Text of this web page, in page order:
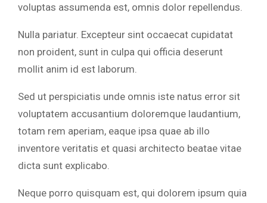
voluptas assumenda est, omnis dolor repellendus.
Nulla pariatur. Excepteur sint occaecat cupidatat
non proident, sunt in culpa qui officia deserunt
mollit anim id est laborum.
Sed ut perspiciatis unde omnis iste natus error sit
voluptatem accusantium doloremque laudantium,
totam rem aperiam, eaque ipsa quae ab illo
inventore veritatis et quasi architecto beatae vitae
dicta sunt explicabo.
Neque porro quisquam est, qui dolorem ipsum quia